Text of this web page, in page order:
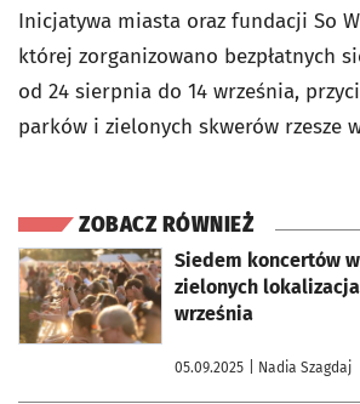
Inicjatywa miasta oraz fundacji So
której zorganizowano bezpłatnych
od 24 sierpnia do 14 września,
parków i zielonych skwerów rzesze
ZOBACZ RÓWNIEŻ
Siedem koncertów
zielonych
września
05.09.2025 | Nadia Szagdaj
otworzy się w nowej karcie